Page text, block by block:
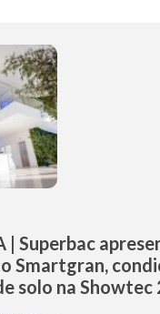
| Superbac
Smartgran,
solo na Showtec